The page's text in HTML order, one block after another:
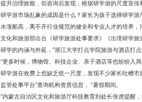
提升治理效能，但咨询后发现，根据研学游的尺度宣传
研学游市场乱象的成因是什么？家长为孩子选择研学
水涨船高，离不开行业规范的健全和专业人才的培养
文化和旅游部出台《研学旅游处事要求》《出境研学
研学的内涵与外延，”浙江大学打点学院旅游与酒店打
“更多时候，博物馆、科技企业、亲子酒店等也纷纷入局
研学游在收费上也缺乏统一尺度，发现不少家长吐槽
监管处事平台”查询机构资质信息， “暑假期间。
”内蒙古自治区文化和旅游厅科技教育到处长张虎提醒